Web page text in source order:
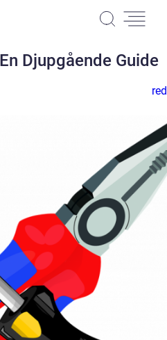
Djupgående Guide